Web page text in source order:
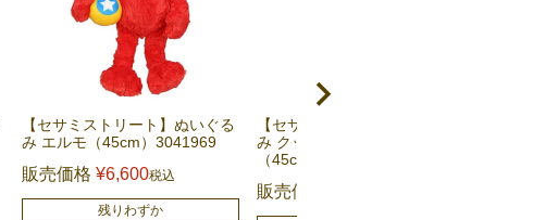
【セサミストリート】ぬいぐる
み エルモ（45cm）3041969
販売価格 ¥6,600税込
残りわずか
【セサミストリート】ぬいぐる
み クッキーモンスター
（45cm）3041968
販売価格